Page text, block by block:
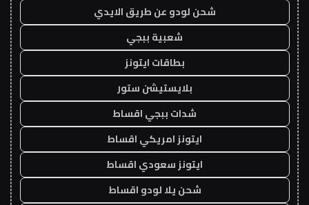
شحن لودو عن طريق الايدي
شعبية ببجي
بطاقات ايتونز
بلايستيشن ستور
شدات ببجي اقساط
ايتونز امريكي اقساط
ايتونز سعودي اقساط
شحن يلا لودو اقساط